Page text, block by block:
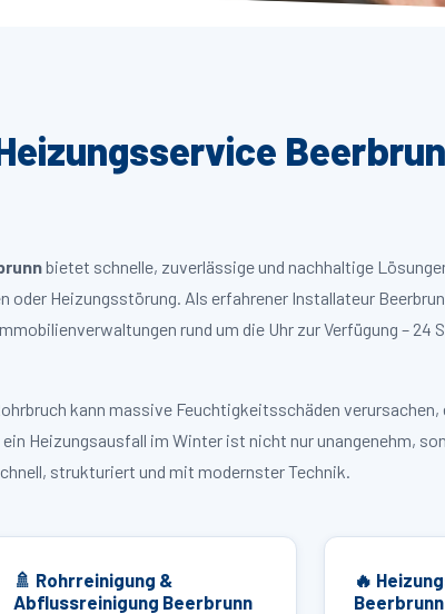
bietet schnelle, zuverlässige und nachhaltige
Heizungsstörung. Als erfahrener Installateur
rund um die Uhr zur Verfügung – 24
kann massive Feuchtigkeitsschäden verursachen,
Heizungsausfall im Winter ist nicht nur unangenehm,
strukturiert und mit modernster Technik.
🚿 Rohrreinigung &
Abflussreinigung Beerbrunn
🔥
Beerbrunn